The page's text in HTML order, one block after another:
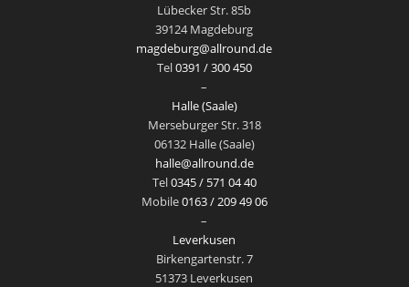
Lübecker Str. 85b
39124 Magdeburg
magdeburg@allround.de
Tel0391 / 300 450
–
Halle (Saale)
Merseburger Str. 318
06132 Halle (Saale)
halle@allround.de
Tel0345 / 571 04 40
Mobile0163 / 209 49 06
–
Leverkusen
Birkengartenstr. 7
51373 Leverkusen